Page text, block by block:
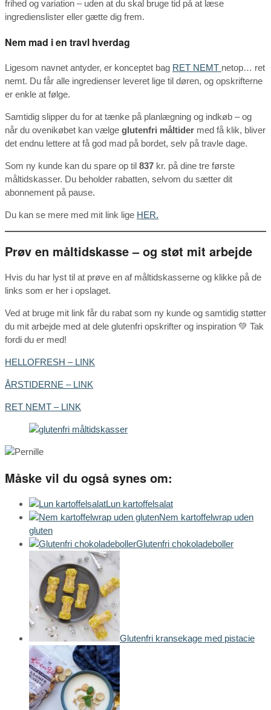
frihed og variation – uden at du skal bruge tid på at læse
ingredienslister eller gætte dig frem.
Nem mad i en travl hverdag
Ligesom navnet antyder, er konceptet bag RET NEMT netop… ret
nemt. Du får alle ingredienser leveret lige til døren, og opskrifterne
er enkle at følge.
Samtidig slipper du for at tænke på planlægning og indkøb – og
når du ovenikøbet kan vælge glutenfri måltider med få klik, bliver
det endnu lettere at få god mad på bordet, selv på travle dage.
Som ny kunde kan du spare op til 837 kr. på dine tre første
måltidskasser. Du beholder rabatten, selvom du sætter dit
abonnement på pause.
Du kan se mere med mit link lige HER.
Prøv en måltidskasse – og støt mit arbejde
Hvis du har lyst til at prøve en af måltidskasserne og klikke på de
links som er her i opslaget.
Ved at bruge mit link får du rabat som ny kunde og samtidig støtter
du mit arbejde med at dele glutenfri opskrifter og inspiration 💚 Tak
fordi du er med!
HELLOFRESH – LINK
ÅRSTIDERNE – LINK
RET NEMT – LINK
Måske vil du også synes om:
Lun kartoffelsalat
Nem kartoffelwrap uden
gluten
Glutenfri chokoladeboller
Glutenfri kransekage med pistacie